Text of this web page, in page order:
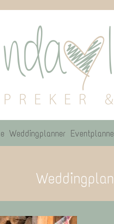
Weddingplanner